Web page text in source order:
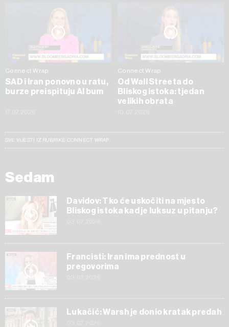
Connect Wrap
SAD i Iran ponovno u ratu,
burze preispituju AI bum
Connect Wrap
Od Wall Streeta do
Bliskog istoka: tjedan
velikih obrata
SVE VIJESTI IZ RUBRIKE CONNECT WRAP
Sedam
Davidov: Tko će uskočiti na mjesto
Bliskog istoka kad je luksuz u pitanju?
Francisti: Iran ima prednost u
pregovorima
Lukačić: Warsh je donio kratak predah